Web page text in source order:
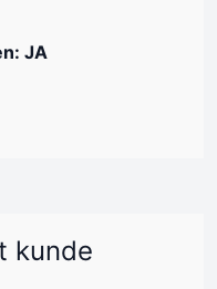
JA
kunde